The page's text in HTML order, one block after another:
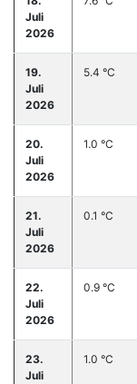
Juli
2026
19.
Juli
2026
5.4 °C
20.
Juli
2026
1.0 °C
21.
Juli
2026
0.1 °C
22.
Juli
2026
0.9 °C
23.
Juli
1.0 °C